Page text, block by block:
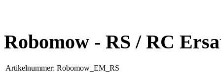
Robomow - RS / RC
Artikelnummer: Robomow_EM_RS